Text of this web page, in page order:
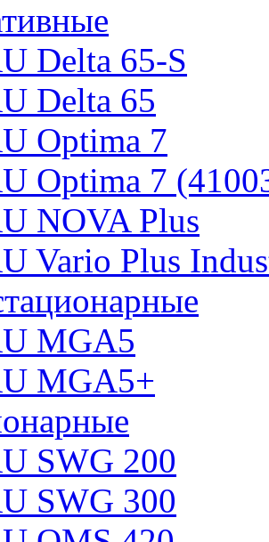
Delta 65-S
Delta 65
Optima 7
Optima 7
NOVA Plus
Vario Plus
MGA5
MGA5+
SWG 200
SWG 300